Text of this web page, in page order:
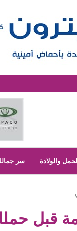
الحمل والولادة سر
قبل